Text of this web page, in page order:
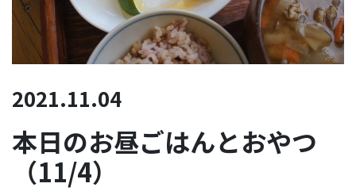
2021.11.04
本日のお昼ごはんとおやつ
（11/4）